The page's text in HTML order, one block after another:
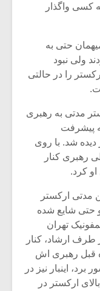
کسی واگذار
حتی به
ولی نبود
را در حالتی
مدتی به رهبری
پیشرفت
شد. با روی
رهبری کنار
کرد.
مدتی ارکستر
حتی شایع شده
تهران
طرف ارشاد، کنار
قبل رهبری اش
اینبار نیز در
ارکستر در